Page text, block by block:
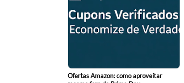
Ofertas Amazon: como aproveitar